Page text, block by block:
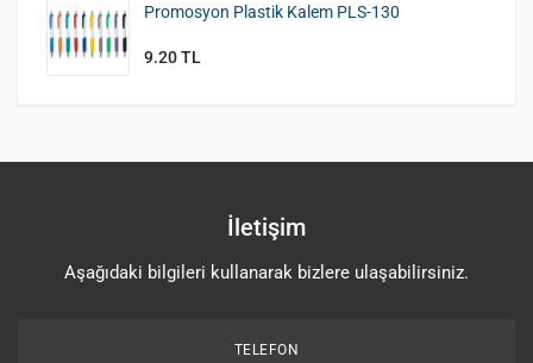
Promosyon Plastik Kalem PLS-130
9.20 TL
İletişim
Aşağıdaki bilgileri kullanarak bizlere ulaşabilirsiniz.
TELEFON